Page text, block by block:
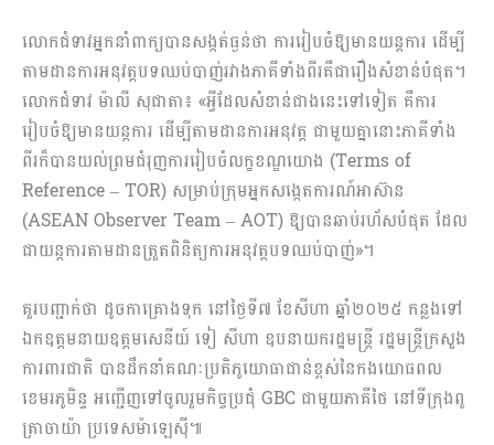
លោកជំទាវអ្នកនាំពាក្យបានសង្កត់ធ្ងន់ថា ការរៀបចំឱ្យមានយន្តការ ដើម្បី
តាមដានការអនុវត្តបទឈប់បាញ់រវាងភាគីទាំងពីរគឺជារឿងសំខាន់បំផុត។
លោកជំទាវ ម៉ាលី សុជាតា៖ «អ្វីដែលសំខាន់ជាងនេះទៅទៀត គឺការ
រៀបចំឱ្យមានយន្តការ ដើម្បីតាមដានការអនុវត្ត ជាមួយគ្នានោះភាគីទាំង
ពីរក៏បានយល់ព្រមជំរុញការរៀបចំលក្ខខណ្ឌយោង (Terms of
Reference – TOR) សម្រាប់ក្រុមអ្នកសង្កេតការណ៍អាស៊ាន
(ASEAN Observer Team – AOT) ឱ្យបានឆាប់រហ័សបំផុត ដែល
ជាយន្តការតាមដានត្រួតពិនិត្យការអនុវត្តបទឈប់បាញ់»។
គួរបញ្ជាក់ថា ដូចកាគ្រោងទុក នៅថ្ងៃទី៧ ខែសីហា ឆ្នាំ២០២៥ កន្លងទៅ
ឯកឧត្តមនាយឧត្តមសេនីយ៍ ទៀ សីហា ឧបនាយករដ្ឋមន្ត្រី រដ្ឋមន្ត្រីក្រសួង
ការពារជាតិ បានដឹកនាំគណៈប្រតិភូយោធាជាន់ខ្ពស់នៃកងយោធពល
ខេមរភូមិន្ទ អញ្ជើញទៅចូលរួមកិច្ចប្រជុំ GBC ជាមួយភាគីថៃ នៅទីក្រុងពូ
ត្រាចាយ៉ា ប្រទេសម៉ាឡេស៊ី៕